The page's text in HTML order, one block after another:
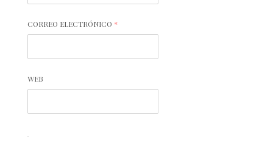
CORREO ELECTRÓNICO *
WEB